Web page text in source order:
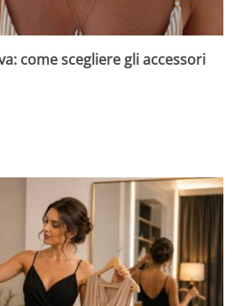
come scegliere gli accessori